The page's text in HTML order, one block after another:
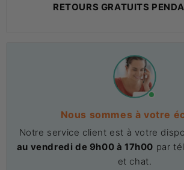
RETOURS GRATUITS
Nous sommes à votre
Notre service client est à votre
au vendredi de 9h00 à 17h00 par
et chat.